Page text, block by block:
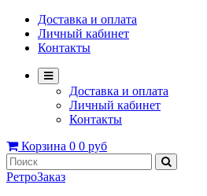
Доставка и оплата
Личный кабинет
Контакты
Доставка и оплата
Личный кабинет
Контакты
Корзина 0 0 руб
РетроЗаказ